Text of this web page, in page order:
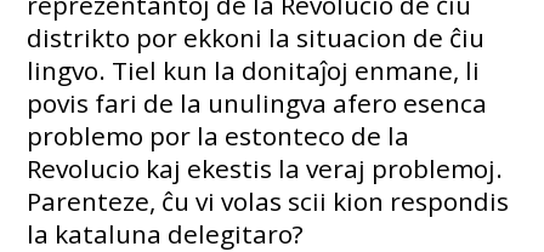
distrikto por ekkoni la situacion de ĉiu
lingvo. Tiel kun la donitaĵoj enmane, li
povis fari de la unulingva afero esenca
problemo por la estonteco de la
Revolucio kaj ekestis la veraj problemoj.
Parenteze, ĉu vi volas scii kion respondis
la kataluna delegitaro?